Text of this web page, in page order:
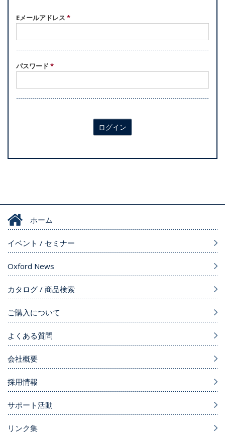
Eメールアドレス *
パスワード *
ログイン
ホーム
イベント / セミナー
Oxford News
カタログ / 商品検索
ご購入について
よくある質問
会社概要
採用情報
サポート活動
リンク集